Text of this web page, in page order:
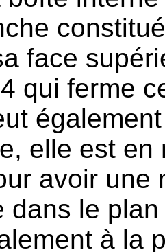
face
qui ferme
elle est
avoir une
dans le
à la